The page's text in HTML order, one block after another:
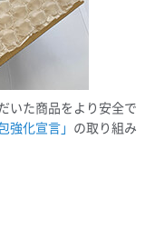
いた商品をより安全で
強化宣言」 の取り組み